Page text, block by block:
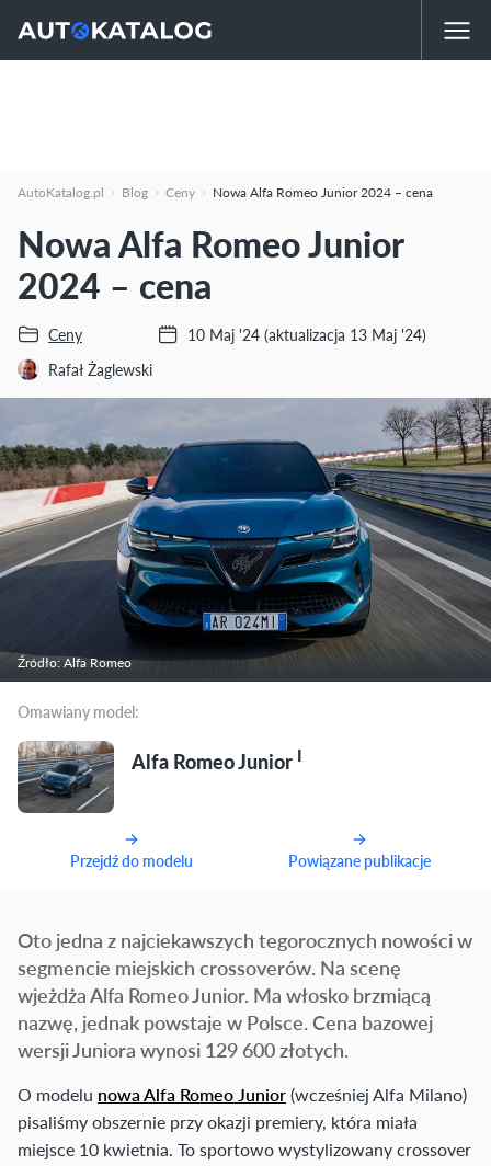
AutoKatalog.pl Blog Ceny Nowa Alfa Romeo Junior 2024 – cena
Nowa Alfa Romeo Junior
2024 – cena
Ceny
Rafał Żaglewski
10 Maj '24 (aktualizacja 13 Maj '24)
Źródło: Alfa Romeo
Omawiany model:
Alfa Romeo Junior I
Przejdź do modelu Powiązane publikacje
Oto jedna z najciekawszych tegorocznych nowości w
segmencie miejskich crossoverów. Na scenę
wjeżdża Alfa Romeo Junior. Ma włosko brzmiącą
nazwę, jednak powstaje w Polsce. Cena bazowej
wersji Juniora wynosi 129 600 złotych.
O modelu nowa Alfa Romeo Junior(wcześniej Alfa Milano)
pisaliśmy obszernie przy okazji premiery, która miała
miejsce 10 kwietnia. To sportowo wystylizowany crossover